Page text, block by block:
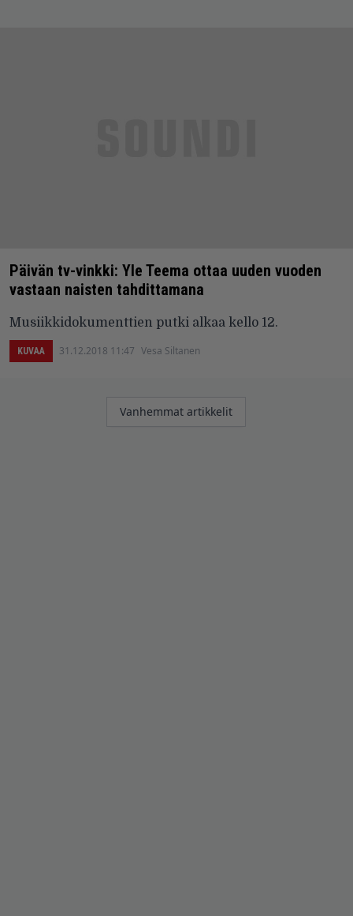
Päivän tv-vinkki: Yle Teema ottaa uuden vuoden
vastaan naisten tahdittamana
Musiikkidokumenttien putki alkaa kello 12.
KUVAA 31.12.2018 11:47 Vesa Siltanen
Artikkelien
Vanhemmat artikkelit